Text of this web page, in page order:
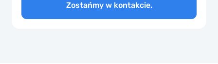
Zostańmy w kontakcie.